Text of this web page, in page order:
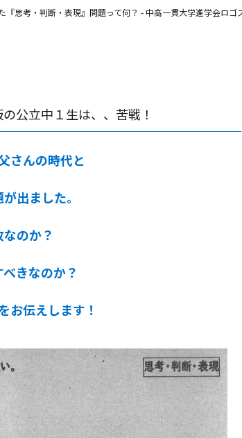
『思考・判断・表現』問題って何？ - 中高一貫大学進学会ロゴ
公立中１生は、、苦戦！
さんの時代と
出ました。
のか？
きなのか？
お伝えします！